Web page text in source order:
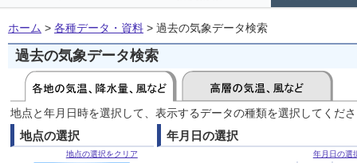
ホーム > 各種データ・資料 > 過去の気象データ検索
過去の気象データ検索
地点と年月日時を選択して、表示するデータの種類を選択してくだ
地点の選択
地点の選択をクリア
年月日の選択
年月日の選